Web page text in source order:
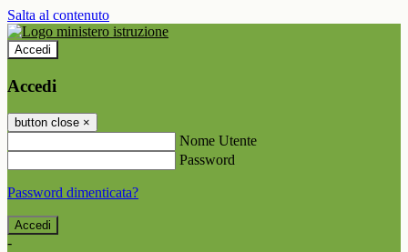
Salta al contenuto
Accedi
Accedi
button close ×
Nome Utente
Password
Password dimenticata?
-